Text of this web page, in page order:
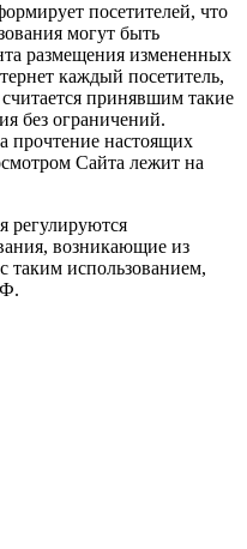
посетителей, что
могут быть
размещения измененных
каждый посетитель,
принявшим такие
без ограничений.
прочтение настоящих
Сайта лежит на
регулируются
возникающие из
таким использованием,